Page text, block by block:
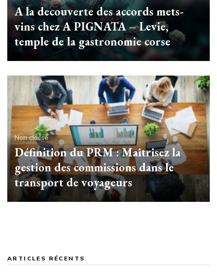
A la decouverte des accords mets-
vins chez A PIGNATA – Levie,
temple de la gastronomie corse
Non classé
Définition du PRM : Maîtrisez la
gestion des commissions dans le
transport de voyageurs
ARTICLES RÉCENTS